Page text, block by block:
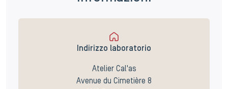
Indirizzo laboratorio
Atelier Cal'as
Avenue du Cimetière 8